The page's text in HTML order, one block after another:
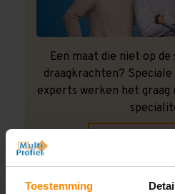
Toestemming
Een maat die niet op
draagkrachten?
experts werken het graag